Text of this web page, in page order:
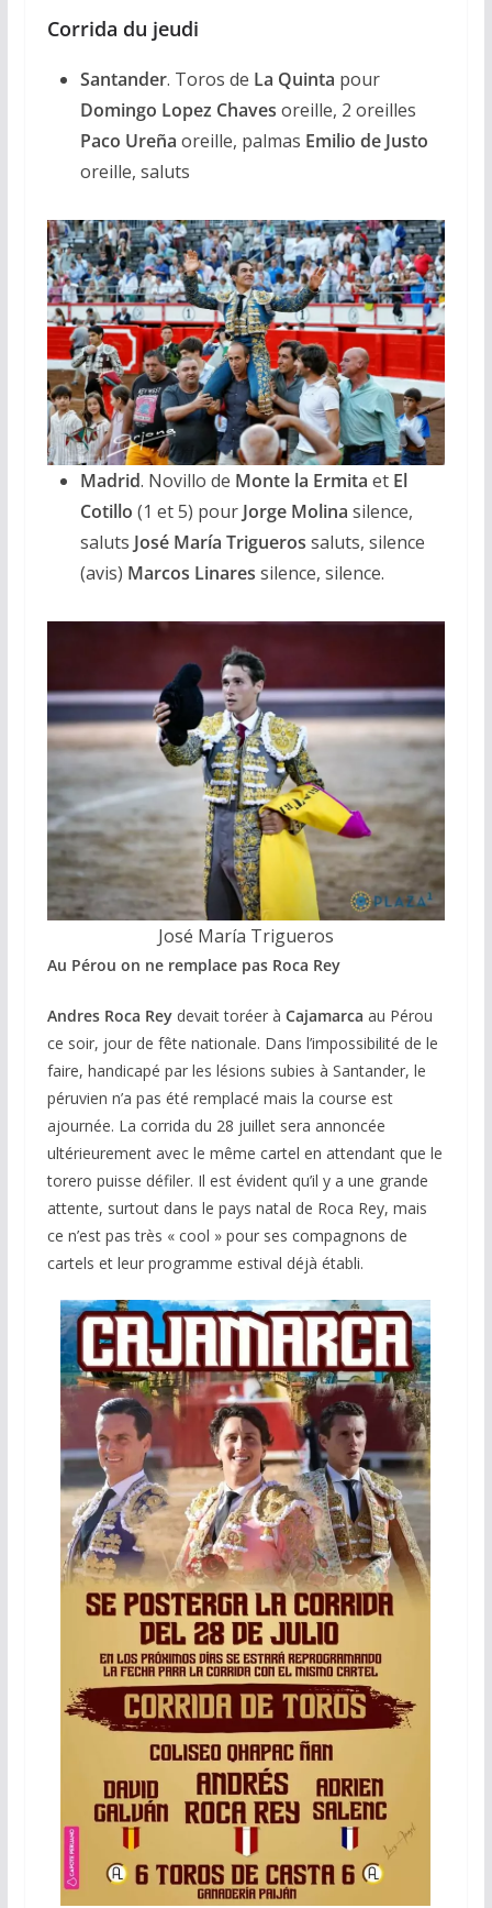
Corrida du jeudi
Santander. Toros de La Quinta pour
Domingo Lopez Chaves oreille, 2 oreilles
Paco Ureña oreille, palmas Emilio de Justo
oreille, saluts
Madrid. Novillo de Monte la Ermita et El
Cotillo (1 et 5) pour Jorge Molina silence,
saluts José María Trigueros saluts, silence
(avis) Marcos Linares silence, silence.
José María Trigueros
Au Pérou on ne remplace pas Roca Rey
Andres Roca Rey devait toréer à Cajamarca au Pérou
ce soir, jour de fête nationale. Dans l’impossibilité de le
faire, handicapé par les lésions subies à Santander, le
péruvien n’a pas été remplacé mais la course est
ajournée. La corrida du 28 juillet sera annoncée
ultérieurement avec le même cartel en attendant que le
torero puisse défiler. Il est évident qu’il y a une grande
attente, surtout dans le pays natal de Roca Rey, mais
ce n’est pas très « cool » pour ses compagnons de
cartels et leur programme estival déjà établi.